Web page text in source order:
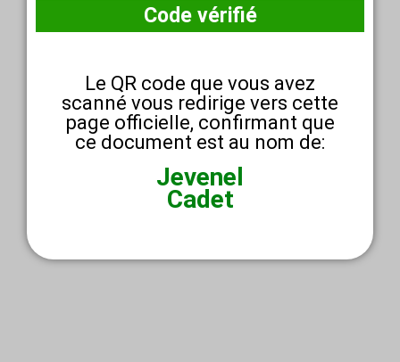
Code vérifié
Le QR code que vous avez
scanné vous redirige vers cette
page officielle, confirmant que
ce document est au nom de:
Jevenel
Cadet